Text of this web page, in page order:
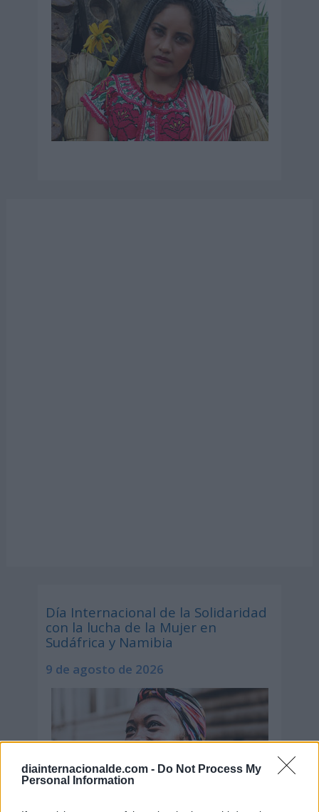
diainternacionalde.com - Do Not Process My
Personal Information
Día Internacional de la Solidaridad
con la lucha de la Mujer en
Sudáfrica y Namibia
9 de agosto de 2026